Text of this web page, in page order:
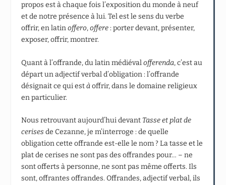
propos est à chaque fois l’exposition du monde à neuf
et de notre présence à lui. Tel est le sens du verbe
offrir, en latinoffero,offere: porter devant, présenter,
exposer, offrir, montrer.
Quant à l’offrande, du latin médiévalofferenda, c’est au
départ un adjectif verbal d’obligation : l’offrande
désignait ce qui estàoffrir, dans le domaine religieux
en particulier.
Nous retrouvant aujourd’hui devant Tasse et plat de
cerisesde Cezanne, je m’interroge : de quelle
obligation cette offrande est-elle le nom ? La tasse et le
plat de cerises ne sont pas des offrandes pour… – ne
sont offerts à personne, ne sont pas même offerts. Ils
sont, offrantes offrandes. Offrandes, adjectif verbal, ils